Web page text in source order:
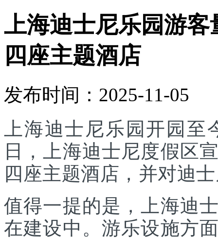
上海迪士尼乐园游
四座主题酒店
发布时间：2025-11-05
上海迪士尼乐园开园
日，上海迪士尼度假区
四座主题酒店，并对迪
值得一提的是，上海迪
在建设中。游乐设施方